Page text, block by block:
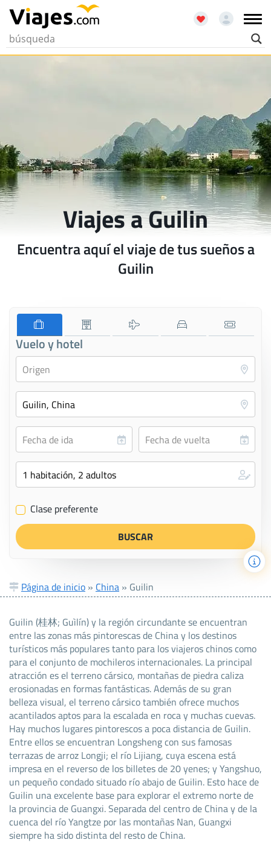
Viajes a Guilin
Encuentra aquí el viaje de tus sueños a
Guilin
Vuelo y hotel
✔ Clase preferente
Página de inicio » China » Guilin
Guilin (桂林; Guìlín) y la región circundante se encuentran
entre las zonas más pintorescas de China y los destinos
turísticos más populares tanto para los viajeros chinos como
para el conjunto de mochileros internacionales. La principal
atracción es el terreno cársico, montañas de piedra caliza
erosionadas en formas fantásticas. Además de su gran
belleza visual, el terreno cársico también ofrece muchos
acantilados aptos para la escalada en roca y muchas cuevas.
Hay muchos lugares pintorescos a poca distancia de Guilin.
Entre ellos se encuentran Longsheng con sus famosas
terrazas de arroz Longji; el río Lijiang, cuya escena está
impresa en el reverso de los billetes de 20 yenes; y Yangshuo,
un pequeño condado situado río abajo de Guilin. Esto hace de
Guilin una excelente base para explorar el extremo norte de
la provincia de Guangxi. Separada del centro de China y de la
cuenca del río Yangtze por las montañas Nan, Guangxi
siempre ha sido distinta del resto de China.